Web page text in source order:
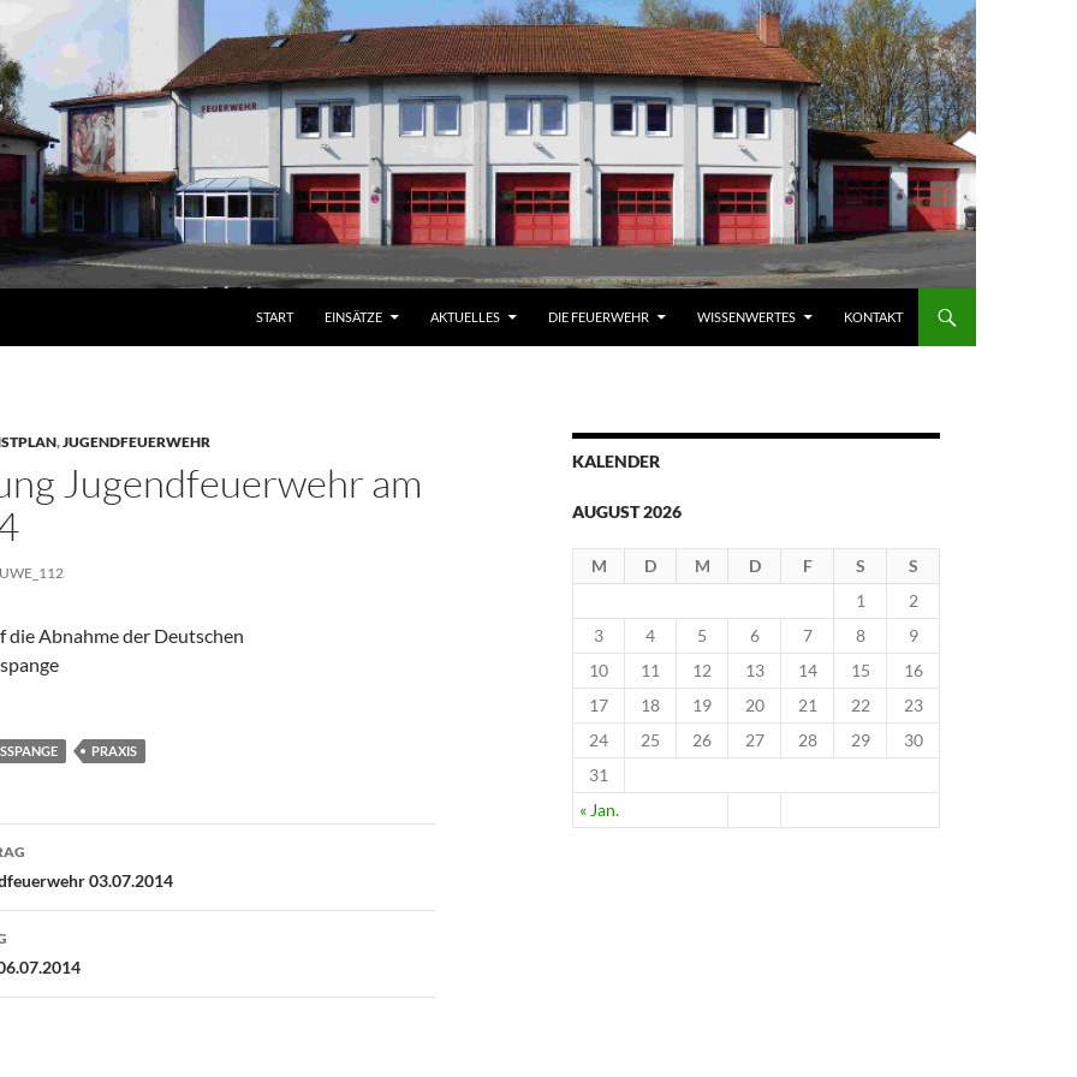
START EINSÄTZE AKTUELLES DIE FEUERWEHR WISSENWERTES KONTAKT
,JUGENDFEUERWEHR
Jugendfeuerwehr am
UWE_112
die Abnahme der Deutschen
PRAXIS
03.07.2014
KALENDER
AUGUST 2026
M D M D F S S
« Jan.
1
2
3
4 5 6 7 8
9
10
11 12 13 14 15
16
17
18 19 20 21 22
23
24
25 26 27 28 29
30
31